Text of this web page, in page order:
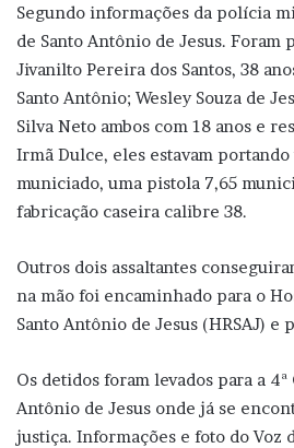
Segundo informações da polícia
de Santo Antônio de Jesus. Foram
Jivanilto Pereira dos Santos, 38
Santo Antônio; Wesley Souza de
Silva Neto ambos com 18 anos e
Irmã Dulce, eles estavam
municiado, uma pistola 7,65
fabricação caseira calibre 38.
Outros dois assaltantes
na mão foi encaminhado para o
Santo Antônio de Jesus (HRSAJ) e
Os detidos foram levados para a
Antônio de Jesus onde já se
justiça. Informações e foto do Voz